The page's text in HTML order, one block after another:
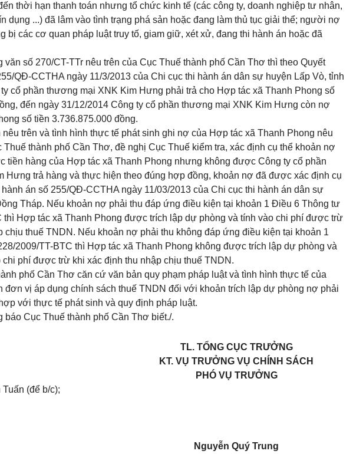
thời hạn thanh toán nhưng tổ chức kinh tế (các công ty, doanh nghiệp tư nhân,
dụng ...) đã lâm vào tình trạng phá sản hoặc đang làm thủ tục giải thể; người nợ
bị các cơ quan pháp luật truy tố, giam giữ, xét xử, đang thi hành án hoặc đã
văn số 270/CT-TTr nêu trên của Cục Thuế thành phố Cần Thơ thì theo Quyết
QĐ-CCTHA ngày 11/3/2013 của Chi cục thi hành án dân sự huyện Lấp Vò, tỉnh
cổ phần thương mại XNK Kim Hưng phải trả cho Hợp tác xã Thanh Phong số
đến ngày 31/12/2014 Công ty cổ phần thương mại XNK Kim Hưng còn nợ
số tiền 3.736.875.000 đồng.
nêu trên và tình hình thực tế phát sinh ghi nợ của Hợp tác xã Thanh Phong nêu
Thuế thành phố Cần Thơ, đề nghị Cục Thuế kiểm tra, xác định cụ thể khoản nợ
tiền hàng của Hợp tác xã Thanh Phong nhưng không được Công ty cổ phần
Hưng trả hàng và thực hiện theo đúng hợp đồng, khoản nợ đã được xác định cụ
án số 255/QĐ-CCTHA ngày 11/03/2013 của Chi cục thi hành án dân sự
Tháp. Nếu khoản nợ phải thu đáp ứng điều kiện tại khoản 1 Điều 6 Thông tư
thì Hợp tác xã Thanh Phong được trích lập dự phòng và tính vào chi phí được trừ
chịu thuế TNDN. Nếu khoản nợ phải thu không đáp ứng điều kiện tại khoản 1
2009/TT-BTC thì Hợp tác xã Thanh Phong không được trích lập dự phòng và
chi phí được trừ khi xác định thu nhập chịu thuế TNDN.
phố Cần Thơ căn cứ văn bản quy phạm pháp luật và tình hình thực tế của
đơn vị áp dụng chính sách thuế TNDN đối với khoản trích lập dự phòng nợ phải
với thực tế phát sinh và quy định pháp luật.
báo Cục Thuế thành phố Cần Thơ biết./.
Tuấn (để b/c);
TL. TỔNG CỤC TRƯỞNG
KT. VỤ TRƯỞNG VỤ CHÍNH SÁCH
PHÓ VỤ TRƯỞNG
Nguyễn Quý Trung